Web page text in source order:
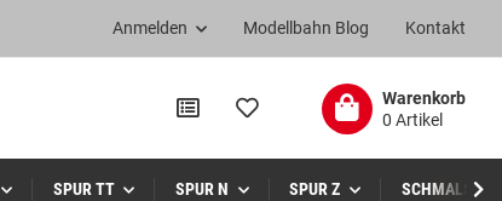
Kontakt
Modellbahn Blog
Anmelden
Warenkorb
0 Artikel
SPUR TT SPUR N SPUR Z SCHMALSPUR